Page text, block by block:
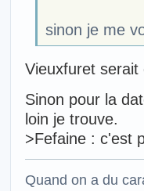
sinon je me
Vieuxfuret
Sinon pour la
loin je trouve.
>Fefaine : c'est
Quand on a du